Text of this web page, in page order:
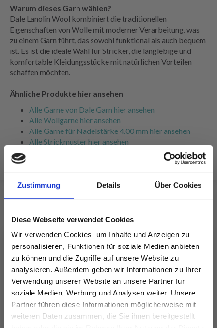
Zustimmung Details Über Cookies
Diese Webseite verwendet Cookies
Wir verwenden Cookies, um Inhalte und Anzeigen zu
personalisieren, Funktionen für soziale Medien anbieten
zu können und die Zugriffe auf unsere Website zu
analysieren. Außerdem geben wir Informationen zu Ihrer
Verwendung unserer Website an unsere Partner für
soziale Medien, Werbung und Analysen weiter. Unsere
Partner führen diese Informationen möglicherweise mit
weiteren Daten zusammen, die Sie ihnen bereitgestellt
Warum dieses Garn wählen?
Dale Lanolin Wool kombiniert die traditionellen
Eigenschaften von Wolle mit moderner Verarbeitung, was
zu einem Garn führt, das sowohl funktional als auch bequem
ist. Es ist die ideale Wahl für Stricker, die langlebige und
komfortable Kleidungsstücke mit natürlichen Vorteilen
schaffen möchten.
Ähnliche Produkte hier ansehen
Alle Garne von Dale Garn hier ansehen
Alle Wollgarne hier ansehen
Alle Garne für Nadelstärke 4.00 mm hier ansehen
Alle Strickmuster hier ansehen
FÜR SIE EMPFOHLEN
Spare bis zu 50%